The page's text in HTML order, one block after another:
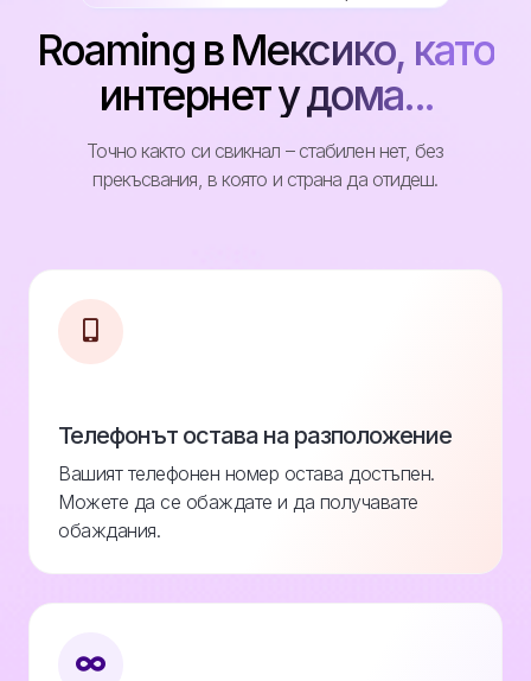
Roaming в Мексико, като
интернет у дома...
Точно както си свикнал – стабилен нет, без
прекъсвания, в която и страна да отидеш.
Телефонът остава на разположение
Вашият телефонен номер остава достъпен.
Можете да се обаждате и да получавате
обаждания.